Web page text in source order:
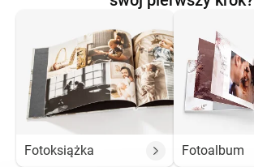
Fotoksiążka Fotoalbum